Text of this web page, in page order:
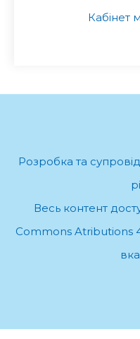
Кабінет
Розробка та
Весь контент
Commons Atributions